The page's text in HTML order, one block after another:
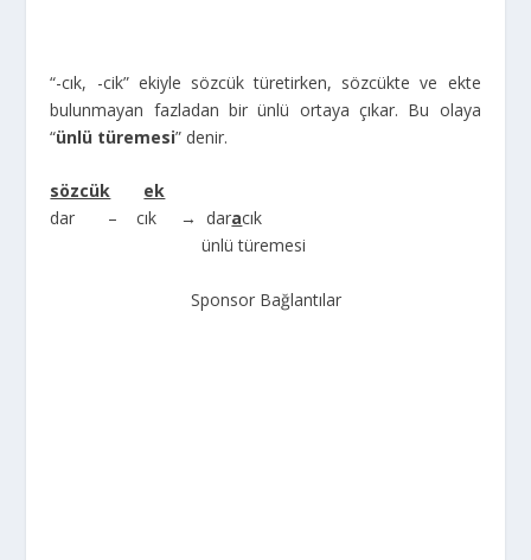
“-cık, -cik” ekiyle sözcük türetirken, sözcükte ve ekte
bulunmayan fazladan bir ünlü ortaya çıkar. Bu olaya
“ünlü türemesi” denir.
sözcük
ek
dar – cık → daracık
ünlü türemesi
Sponsor Bağlantılar